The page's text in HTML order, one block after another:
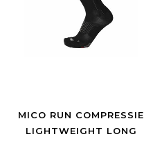
MICO RUN COMPRESSIE
LIGHTWEIGHT LONG